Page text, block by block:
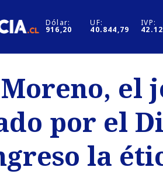
Dólar:
916,20
UF:
40.844,79
IVP:
Internacional
Motores
el
por el
la